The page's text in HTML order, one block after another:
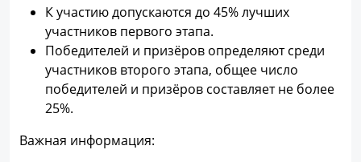
К участию допускаются до 45% лучших
участников первого этапа.
Победителей и призёров определяют среди
участников второго этапа, общее число
победителей и призёров составляет не более
25%.
Важная информация: